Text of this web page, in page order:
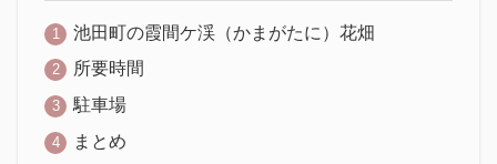
池田町の霞間ケ渓（かまがたに）花畑
所要時間
駐車場
まとめ